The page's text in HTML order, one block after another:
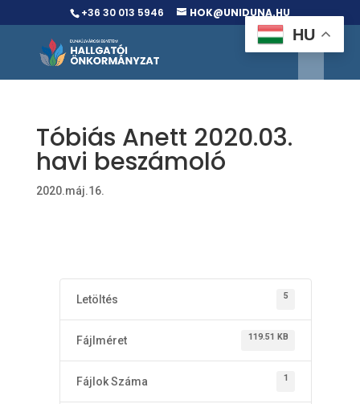
+36 30 013 5946 HOK@UNIDUNA.HU
Tóbiás Anett 2020.03.
havi beszámoló
2020.máj.16.
Letöltés 5
Fájlméret 119.51 KB
Fájlok Száma 1
HU